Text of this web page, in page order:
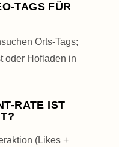
TAGS FÜR
Orts-Tags;
oder Hofladen in
RATE IST
(Likes +